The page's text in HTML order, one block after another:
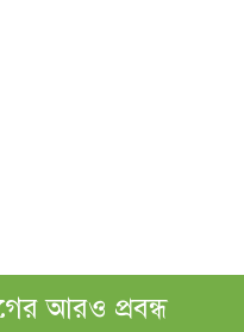
আরও প্রবন্ধ